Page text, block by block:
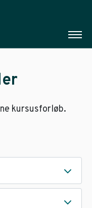
kursusforløb.